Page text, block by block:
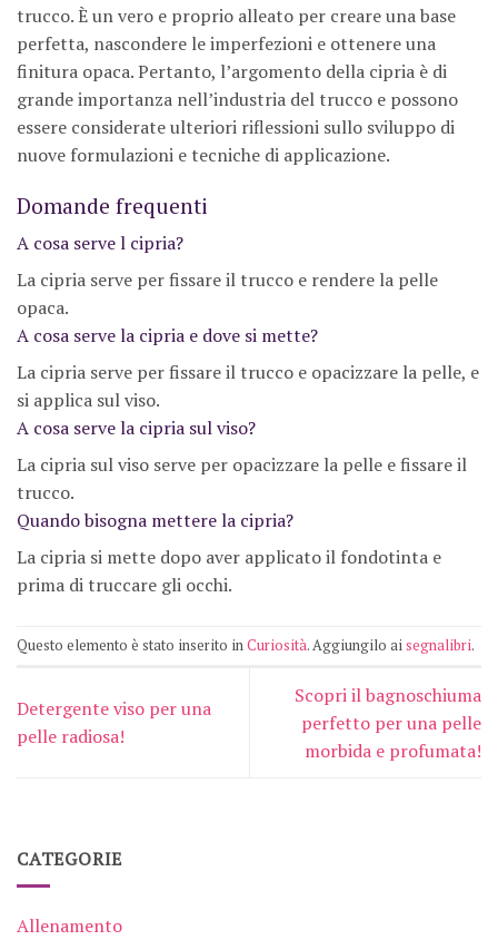
trucco. È un vero e proprio alleato per creare una base
perfetta, nascondere le imperfezioni e ottenere una
finitura opaca. Pertanto, l’argomento della cipria è di
grande importanza nell’industria del trucco e possono
essere considerate ulteriori riflessioni sullo sviluppo di
nuove formulazioni e tecniche di applicazione.
Domande frequenti
A cosa serve l cipria?
La cipria serve per fissare il trucco e rendere la pelle
opaca.
A cosa serve la cipria e dove si mette?
La cipria serve per fissare il trucco e opacizzare la pelle, e
si applica sul viso.
A cosa serve la cipria sul viso?
La cipria sul viso serve per opacizzare la pelle e fissare il
trucco.
Quando bisogna mettere la cipria?
La cipria si mette dopo aver applicato il fondotinta e
prima di truccare gli occhi.
Questo elemento è stato inserito inCuriosità. Aggiungilo aisegnalibri.
Detergente viso per una
pelle radiosa!
Scopri il bagnoschiuma
perfetto per una pelle
morbida e profumata!
CATEGORIE
Allenamento